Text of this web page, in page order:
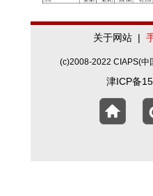
关于网站 |
(c)2008-2022 CIAPS(中
津ICP备